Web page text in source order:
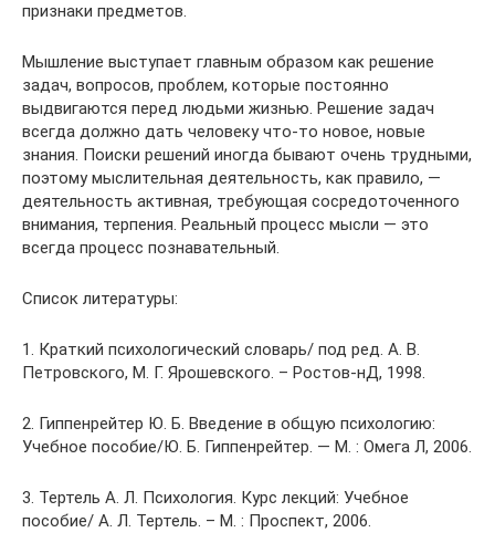
признаки предметов.
Мышление выступает главным образом как решение
задач, вопросов, проблем, которые постоянно
выдвигаются перед людьми жизнью. Решение задач
всегда должно дать человеку что-то новое, новые
знания. Поиски решений иногда бывают очень трудными,
поэтому мыслительная деятельность, как правило, —
деятельность активная, требующая сосредоточенного
внимания, терпения. Реальный процесс мысли — это
всегда процесс познавательный.
Список литературы:
1. Краткий психологический словарь/ под ред. А. В.
Петровского, М. Г. Ярошевского. – Ростов-нД, 1998.
2. Гиппенрейтер Ю. Б. Введение в общую психологию:
Учебное пособие/Ю. Б. Гиппенрейтер. — М. : Омега Л, 2006.
3. Тертель А. Л. Психология. Курс лекций: Учебное
пособие/ А. Л. Тертель. – М. : Проспект, 2006.